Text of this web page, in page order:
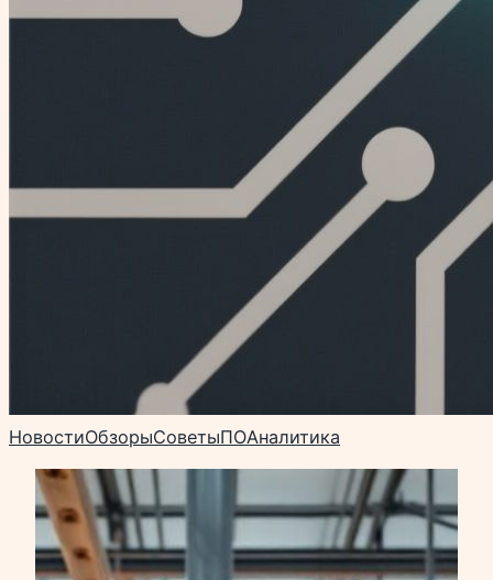
НовостиОбзорыСоветыПОАналитика